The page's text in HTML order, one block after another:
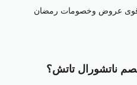
أقوى عروض وخصومات رمضان